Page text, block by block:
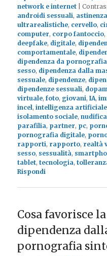
network e internet
|
androidi sessuali, astinenza
ultrarealistiche, cervello,
computer, corpo fantoccio,
deepfake, digitale,
comportamentale,
dipendenza da
sesso, dipendenza dalla
sessuale, dipendenze,
dipendenze sessuali,
virtuale,foto, giovani,IA,
incel,intelligenza artificiale
isolamento sociale,
parafilia, partner, pc,
pornografia digitale,
rapporti, rapporto, realtà
sesso, sessualità,
tablet,tecnologia,
Rispondi
Cosa favorisce la
dipendenza
pornografia